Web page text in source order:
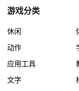
游戏分类
休闲
动作
应用工具
文字